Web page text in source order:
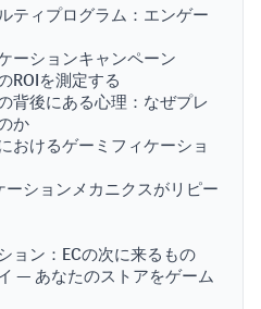
ティプログラム：エンゲー
ーションキャンペーン
ROIを測定する
背後にある心理：なぜプレ
か
おけるゲーミフィケーショ
ションメカニクスがリピー
ョン：ECの次に来るもの
— あなたのストアをゲーム